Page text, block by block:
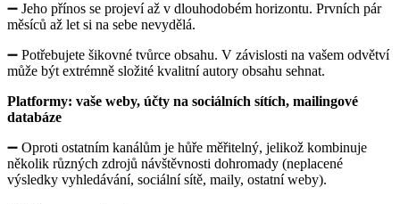
➖ Jeho přínos se projeví až v dlouhodobém horizontu. Prvních pár
měsíců až let si na sebe nevydělá.
➖ Potřebujete šikovné tvůrce obsahu. V závislosti na vašem odvětví
může být extrémně složité kvalitní autory obsahu sehnat.
Platformy: vaše weby, účty na sociálních sítích, mailingové
databáze
➖ Oproti ostatním kanálům je hůře měřitelný, jelikož kombinuje
několik různých zdrojů návštěvnosti dohromady (neplacené
výsledky vyhledávání, sociální sítě, maily, ostatní weby).